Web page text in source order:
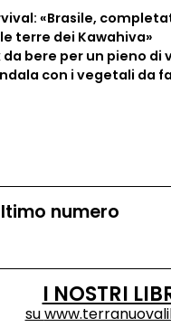
«Brasile,
terre dei Kawahiva»
da bere per un pieno di
con i vegetali da
numero
I NOSTRI
su